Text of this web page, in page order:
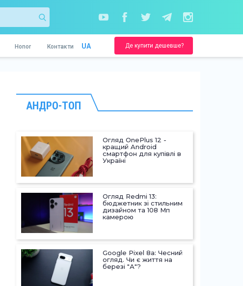
Honor Контакти UA Де купити дешевше?
АНДРО-ТОП
Огляд OnePlus 12 -
кращий Android
смартфон для купівлі в
Україні
Огляд Redmi 13:
бюджетник зі стильним
дизайном та 108 Мп
камерою
Google Pixel 8a: Чесний
огляд. Чи є життя на
березі "А"?